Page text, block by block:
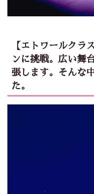
【エトワールクラ
ンに挑戦。広い舞
張します。そんな
た。